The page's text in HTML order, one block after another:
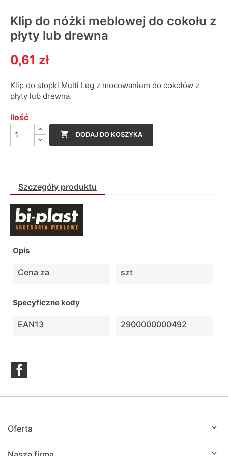
Klip do nóżki meblowej do cokołu z
płyty lub drewna
0,61 zł
Klip do stopki Multi Leg z mocowaniem do cokołów z
płyty lub drewna.
Ilość
 DODAJ DO KOSZYKA
Szczegóły produktu
Opis
Cena za szt
Specyficzne kody
EAN13 2900000000492
Oferta 
